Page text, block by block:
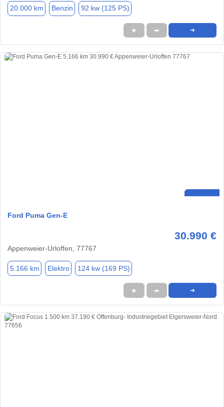
20.000 km Benzin 92 kw (125 PS)
★ ➦ ➜
Ford Puma Gen-E
30.990 €
Appenweier-Urloffen, 77767
5.166 km Elektro 124 kw (169 PS)
★ ➦ ➜